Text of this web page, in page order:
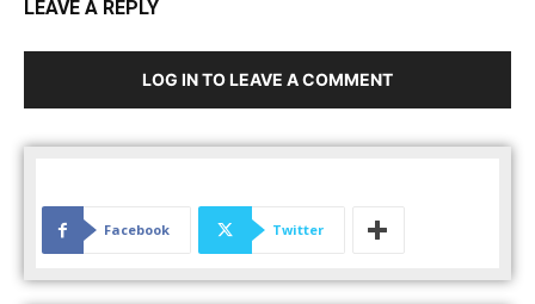
LEAVE A REPLY
LOG IN TO LEAVE A COMMENT
Facebook Twitter